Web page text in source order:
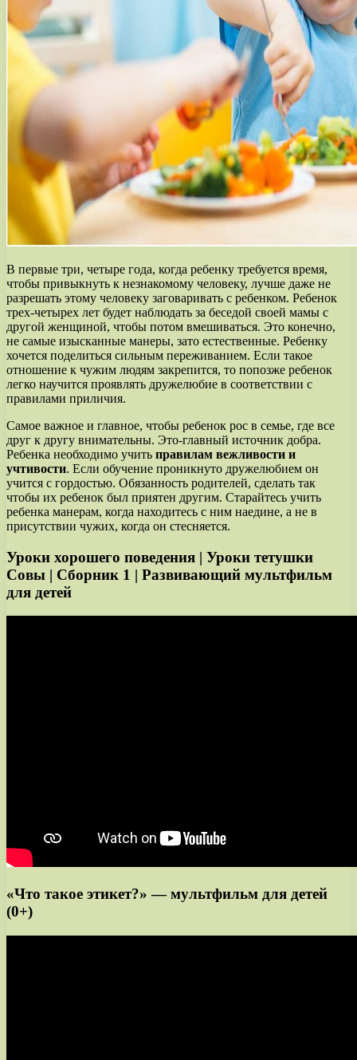
В первые три, четыре года, когда ребенку требуется время,
чтобы привыкнуть к незнакомому человеку, лучше даже не
разрешать этому человеку заговаривать с ребенком. Ребенок
трех-четырех лет будет наблюдать за беседой своей мамы с
другой женщиной, чтобы потом вмешиваться. Это конечно,
не самые изысканные манеры, зато естественные. Ребенку
хочется поделиться сильным переживанием. Если такое
отношение к чужим людям закрепится, то попозже ребенок
легко научится проявлять дружелюбие в соответствии с
правилами приличия.
Самое важное и главное, чтобы ребенок рос в семье, где все
друг к другу внимательны. Это-главный источник добра.
Ребенка необходимо учить правилам вежливости и
учтивости. Если обучение проникнуто дружелюбием он
учится с гордостью. Обязанность родителей, сделать так
чтобы их ребенок был приятен другим. Старайтесь учить
ребенка манерам, когда находитесь с ним наедине, а не в
присутствии чужих, когда он стесняется.
Уроки хорошего поведения | Уроки тетушки
Совы | Сборник 1 | Развивающий мультфильм
для детей
«Что такое этикет?» — мультфильм для детей
(0+)